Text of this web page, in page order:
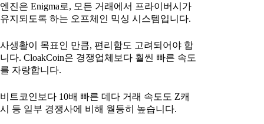
엔진은 Enigma로, 모든 거래에서 프라이버시가
유지되도록 하는 오프체인 믹싱 시스템입니다.
사생활이 목표인 만큼, 편리함도 고려되어야 합
니다. CloakCoin은 경쟁업체보다 훨씬 빠른 속도
를 자랑합니다.
비트코인보다 10배 빠른 데다 거래 속도도 Z캐
시 등 일부 경쟁사에 비해 월등히 높습니다.